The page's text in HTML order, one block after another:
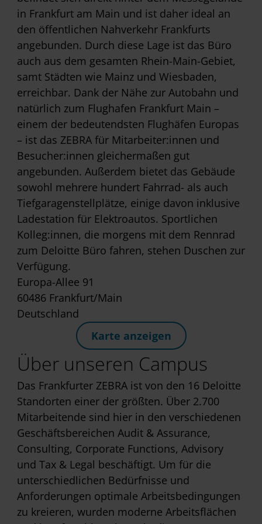
in Frankfurt am Main und ist daher ideal an
den öffentlichen Nahverkehr Frankfurts
angebunden. Durch diese Lage ist das Büro
auch aus dem gesamten Rhein-Main-Gebiet,
samt Städten wie Mainz und Wiesbaden,
erreichbar. Dank der Nähe zur Autobahn und
natürlich zum Flughafen Frankfurt Main –
einem der bedeutendsten Flughäfen Europas
– ist das ZEBRA für Mitarbeiter:innen und
Besucher:innen gleichermaßen gut
angebunden. Außerdem bietet das Gebäude
sowohl mehrere hundert Fahrrad- als auch
Tiefgaragenstellplätze, einige davon inklusive
Ladestation für Elektroautos. Sportlichen
Kolleg:innen, die morgens mit dem Rennrad
zum Deloitte Büro fahren, stehen Duschen zur
Verfügung.
Europa-Allee 91
60486 Frankfurt/Main
Deutschland
Karte anzeigen
Über unseren Campus
Das Frankfurter ZEBRA ist von den 16 Deloitte
Standorten einer der größten. Über 2.700
Mitarbeitende sind hier in den verschiedenen
Geschäftsbereichen Audit & Assurance,
Consulting, Corporate Functions, Advisory
und Tax & Legal beschäftigt. Um für die
unterschiedlichen Bedürfnisse und
Anforderungen optimale Arbeitsbedingungen
zu kreieren, wurden moderne Arbeitsflächen